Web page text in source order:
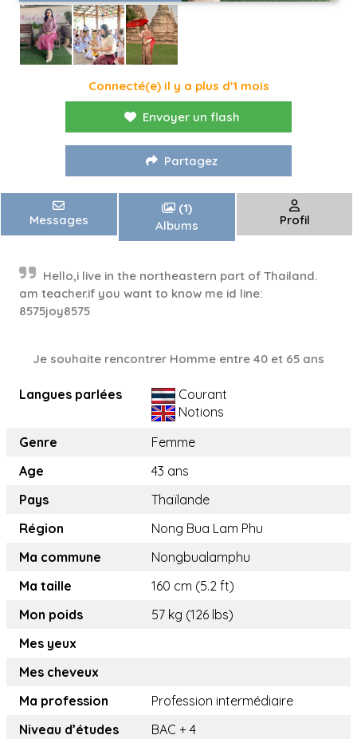
Connecté(e) il y a plus d'1 mois
Envoyer un flash
Partagez
Messages
(1)
Albums
Profil
Hello,i live in the northeastern part of Thailand.
am teacher.if you want to know me id line:
8575joy8575
Je souhaite rencontrer Homme entre 40 et 65 ans
Langues parlées
Courant
Notions
Genre
Femme
Age
43 ans
Pays
Thaïlande
Région
Nong Bua Lam Phu
Ma commune
Nongbualamphu
Ma taille
160 cm (5.2 ft)
Mon poids
57 kg (126 lbs)
Mes yeux
Mes cheveux
Ma profession
Profession intermédiaire
Niveau d’études
BAC + 4